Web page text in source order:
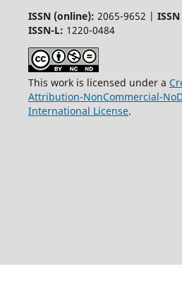
ISSN (online): 2065-9652 |
ISSN-L: 1220-0484
This work is licensed under a
Attribution-NonCommercial-
International License.